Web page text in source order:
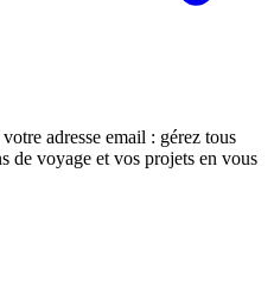
adresse email : gérez tous
de voyage et vos projets en vous